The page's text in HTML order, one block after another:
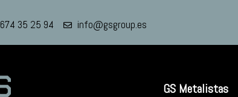
674 35 25 94 info@gsgroup.es
GS Metalistas